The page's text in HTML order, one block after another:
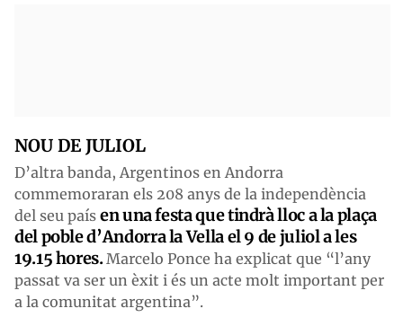
NOU DE JULIOL
D’altra banda, Argentinos en Andorra
commemoraran els 208 anys de la independència
del seu país en una festa que tindrà lloc a la plaça
del poble d’Andorra la Vella el 9 de juliol a les
19.15 hores.Marcelo Ponce ha explicat que “l’any
passat va ser un èxit i és un acte molt important per
a la comunitat argentina”.